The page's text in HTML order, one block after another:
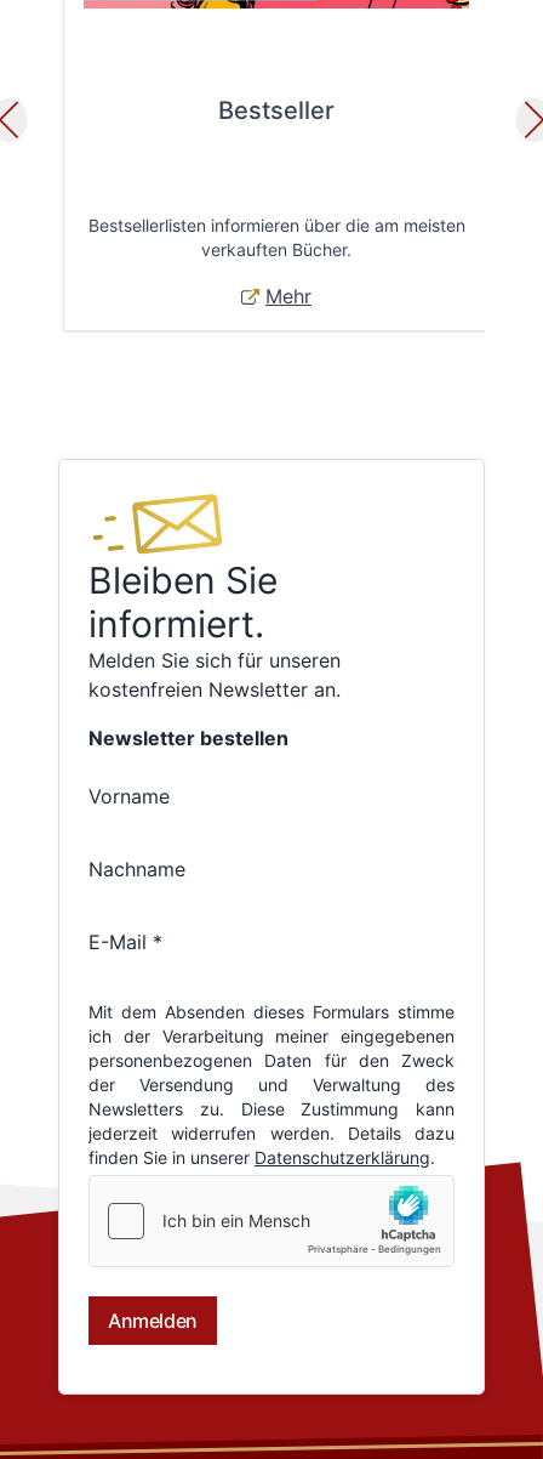
Bestseller
Bestsellerlisten informieren über die am meisten
verkauften Bücher.
Mehr
Bleiben Sie
informiert.
Melden Sie sich für unseren
kostenfreien Newsletter an.